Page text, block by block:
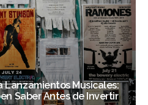
Lanzamientos Musicales:
Saber Antes de Invertir